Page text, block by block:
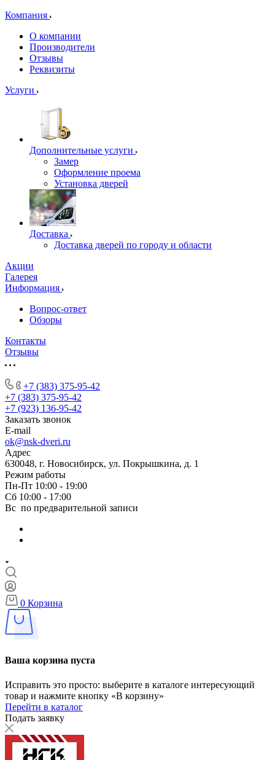
Компания
О компании
Производители
Отзывы
Реквизиты
Услуги
Дополнительные услуги
Замер
Оформление проема
Установка дверей
Доставка
Доставка дверей по городу и области
Акции
Галерея
Информация
Вопрос-ответ
Обзоры
Контакты
Отзывы
+7 (383) 375-95-42
+7 (383) 375-95-42
+7 (923) 136-95-42
Заказать звонок
E-mail
ok@nsk-dveri.ru
Адрес
630048, г. Новосибирск, ул. Покрышкина, д. 1
Режим работы
Пн-Пт 10:00 - 19:00
Сб 10:00 - 17:00
Вс по предварительной записи
0 Корзина
Ваша корзина пуста
Исправить это просто: выберите в каталоге интересующий
товар и нажмите кнопку «В корзину»
Перейти в каталог
Подать заявку